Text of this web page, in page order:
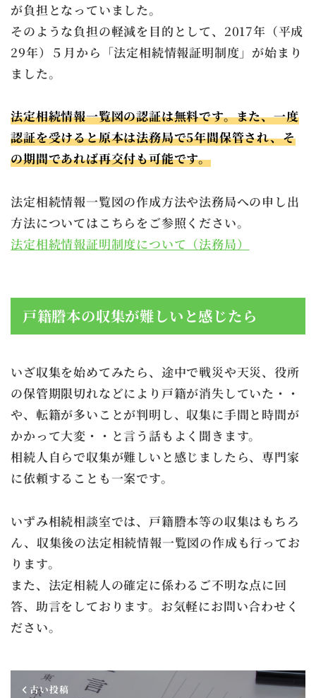
が負担となっていました。
そのような負担の軽減を目的として、2017年（平成
29年）５月から「法定相続情報証明制度」が始まり
ました。
法定相続情報一覧図の認証は無料です。また、一度
認証を受けると原本は法務局で5年間保管され、そ
の期間であれば再交付も可能です。
法定相続情報一覧図の作成方法や法務局への申し出
方法についてはこちらをご参照ください。
法定相続情報証明制度について（法務局）
戸籍謄本の収集が難しいと感じたら
いざ収集を始めてみたら、途中で戦災や天災、役所
の保管期限切れなどにより戸籍が消失していた・・
や、転籍が多いことが判明し、収集に手間と時間が
かかって大変・・と言う話もよく聞きます。
相続人自らで収集が難しいと感じましたら、専門家
に依頼することも一案です。
いずみ相続相談室では、戸籍謄本等の収集はもちろ
ん、収集後の法定相続情報一覧図の作成も行ってお
ります。
また、法定相続人の確定に係わるご不明な点に回
答、助言をしております。お気軽にお問い合わせく
ださい。
古い投稿